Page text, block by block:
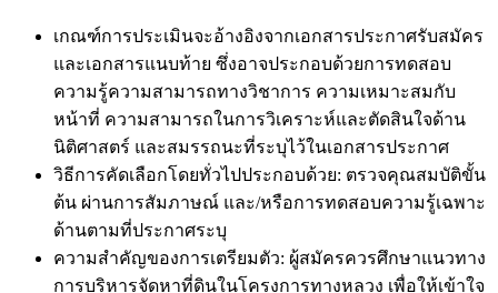
เกณฑ์การประเมินจะอ้างอิงจากเอกสารประกาศรับสมัคร
และเอกสารแนบท้าย ซึ่งอาจประกอบด้วยการทดสอบ
ความรู้ความสามารถทางวิชาการ ความเหมาะสมกับ
หน้าที่ ความสามารถในการวิเคราะห์และตัดสินใจด้าน
นิติศาสตร์ และสมรรถนะที่ระบุไว้ในเอกสารประกาศ
วิธีการคัดเลือกโดยทั่วไปประกอบด้วย: ตรวจคุณสมบัติขั้น
ต้น ผ่านการสัมภาษณ์ และ/หรือการทดสอบความรู้เฉพาะ
ด้านตามที่ประกาศระบุ
ความสำคัญของการเตรียมตัว: ผู้สมัครควรศึกษาแนวทาง
การบริหารจัดหาที่ดินในโครงการทางหลวง เพื่อให้เข้าใจ